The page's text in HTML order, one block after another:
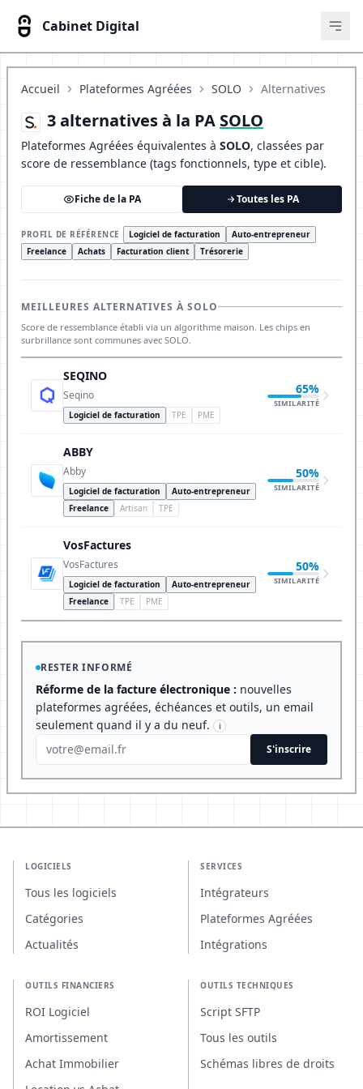
Cabinet Digital
Accueil Plateformes Agréées SOLO Alternatives
3 alternatives à la PA SOLO
Plateformes Agréées équivalentes à SOLO, classées par
score de ressemblance (tags fonctionnels, type et cible).
Fiche de la PA Toutes les PA
PROFIL DE RÉFÉRENCE Logiciel de facturation
Auto-entrepreneur
Freelance
Achats Facturation client Trésorerie
MEILLEURES ALTERNATIVES À SOLO
Score de ressemblance établi via un algorithme maison. Les chips en
surbrillance sont communes avec SOLO.
SEQINO
Seqino
Logiciel de facturation TPE PME
65%
SIMILARITÉ
ABBY
Abby
Logiciel de facturation
Auto-entrepreneur
Freelance
Artisan TPE
50%
SIMILARITÉ
VosFactures
VosFactures
Logiciel de facturation
Auto-entrepreneur
Freelance
TPE PME
50%
SIMILARITÉ
RESTER INFORMÉ
Réforme de la facture électronique : nouvelles
plateformes agréées, échéances et outils, un email
seulement quand il y a du neuf.
i
S'inscrire
LOGICIELS
Tous les logiciels
Catégories
Actualités
SERVICES
Intégrateurs
Plateformes Agréées
Intégrations
OUTILS FINANCIERS
ROI Logiciel
Amortissement
Achat Immobilier
OUTILS TECHNIQUES
Script SFTP
Tous les outils
Schémas libres de droits